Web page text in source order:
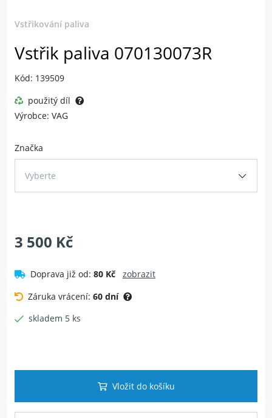
Vstřikování paliva
Vstřik paliva 070130073R
Kód: 139509
použitý díl
Výrobce: VAG
Značka
Vyberte
3 500 Kč
Doprava již od: 80 Kč
zobrazit
Záruka vrácení: 60 dní
skladem 5 ks
Vložit do košíku